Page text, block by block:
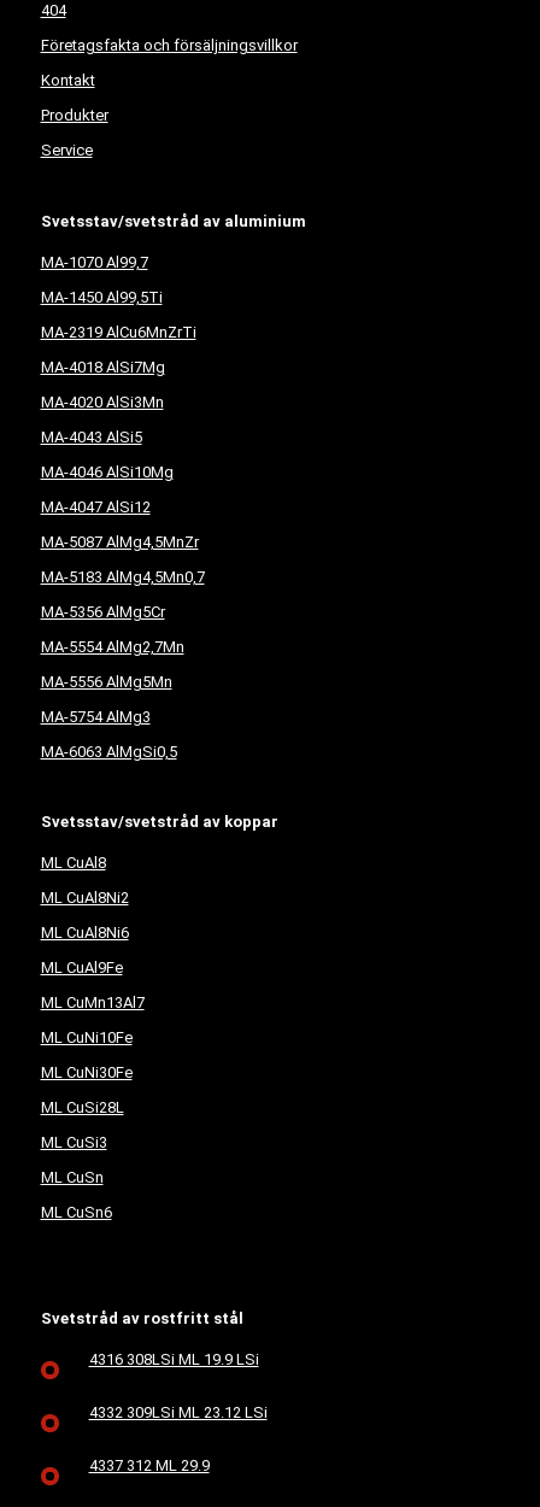
404
Företagsfakta och försäljningsvillkor
Kontakt
Produkter
Service
Svetsstav/svetstråd av aluminium
MA-1070 Al99,7
MA-1450 Al99,5Ti
MA-2319 AlCu6MnZrTi
MA-4018 AlSi7Mg
MA-4020 AlSi3Mn
MA-4043 AlSi5
MA-4046 AlSi10Mg
MA-4047 AlSi12
MA-5087 AlMg4,5MnZr
MA-5183 AlMg4,5Mn0,7
MA-5356 AlMg5Cr
MA-5554 AlMg2,7Mn
MA-5556 AlMg5Mn
MA-5754 AlMg3
MA-6063 AlMgSi0,5
Svetsstav/svetstråd av koppar
ML CuAl8
ML CuAl8Ni2
ML CuAl8Ni6
ML CuAl9Fe
ML CuMn13Al7
ML CuNi10Fe
ML CuNi30Fe
ML CuSi28L
ML CuSi3
ML CuSn
ML CuSn6
Svetstråd av rostfritt stål
4316 308LSi ML 19.9 LSi
4332 309LSi ML 23.12 LSi
4337 312 ML 29.9